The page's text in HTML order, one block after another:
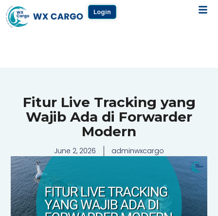
Login
Fitur Live Tracking yang
Wajib Ada di Forwarder
Modern
June 2, 2026 adminwxcargo